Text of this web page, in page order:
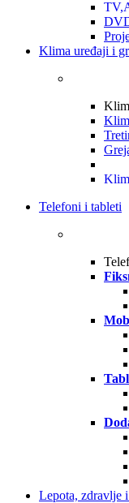
Klima uređaji i
Telefoni i tableti
Lepota, zdravlje